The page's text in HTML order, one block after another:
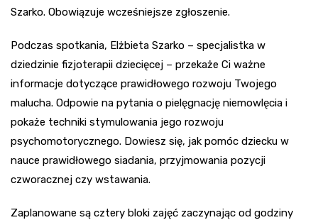
Szarko. Obowiązuje wcześniejsze zgłoszenie.
Podczas spotkania, Elżbieta Szarko – specjalistka w
dziedzinie fizjoterapii dziecięcej – przekaże Ci ważne
informacje dotyczące prawidłowego rozwoju Twojego
malucha. Odpowie na pytania o pielęgnację niemowlęcia i
pokaże techniki stymulowania jego rozwoju
psychomotorycznego. Dowiesz się, jak pomóc dziecku w
nauce prawidłowego siadania, przyjmowania pozycji
czworacznej czy wstawania.
Zaplanowane są cztery bloki zajęć zaczynając od godziny